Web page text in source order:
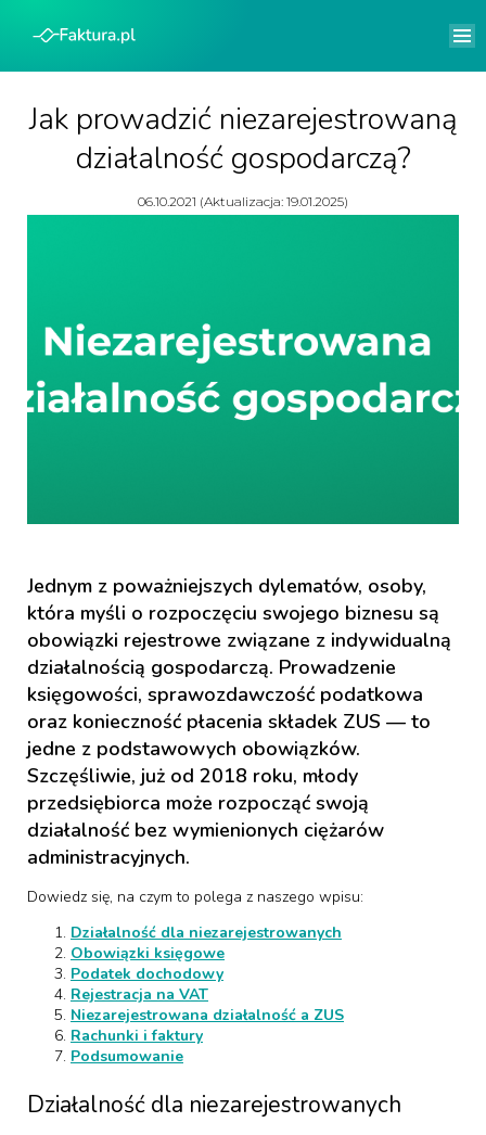
Jak prowadzić niezarejestrowaną
działalność gospodarczą?
06.10.2021 (Aktualizacja: 19.01.2025)
Jednym z poważniejszych dylematów, osoby,
która myśli o rozpoczęciu swojego biznesu są
obowiązki rejestrowe związane z indywidualną
działalnością gospodarczą. Prowadzenie
księgowości, sprawozdawczość podatkowa
oraz konieczność płacenia składek ZUS — to
jedne z podstawowych obowiązków.
Szczęśliwie, już od 2018 roku, młody
przedsiębiorca może rozpocząć swoją
działalność bez wymienionych ciężarów
administracyjnych.
Dowiedz się, na czym to polega z naszego wpisu:
Działalność dla niezarejestrowanych
Obowiązki księgowe
Podatek dochodowy
Rejestracja na VAT
Niezarejestrowana działalność a ZUS
Rachunki i faktury
Podsumowanie
Działalność dla niezarejestrowanych